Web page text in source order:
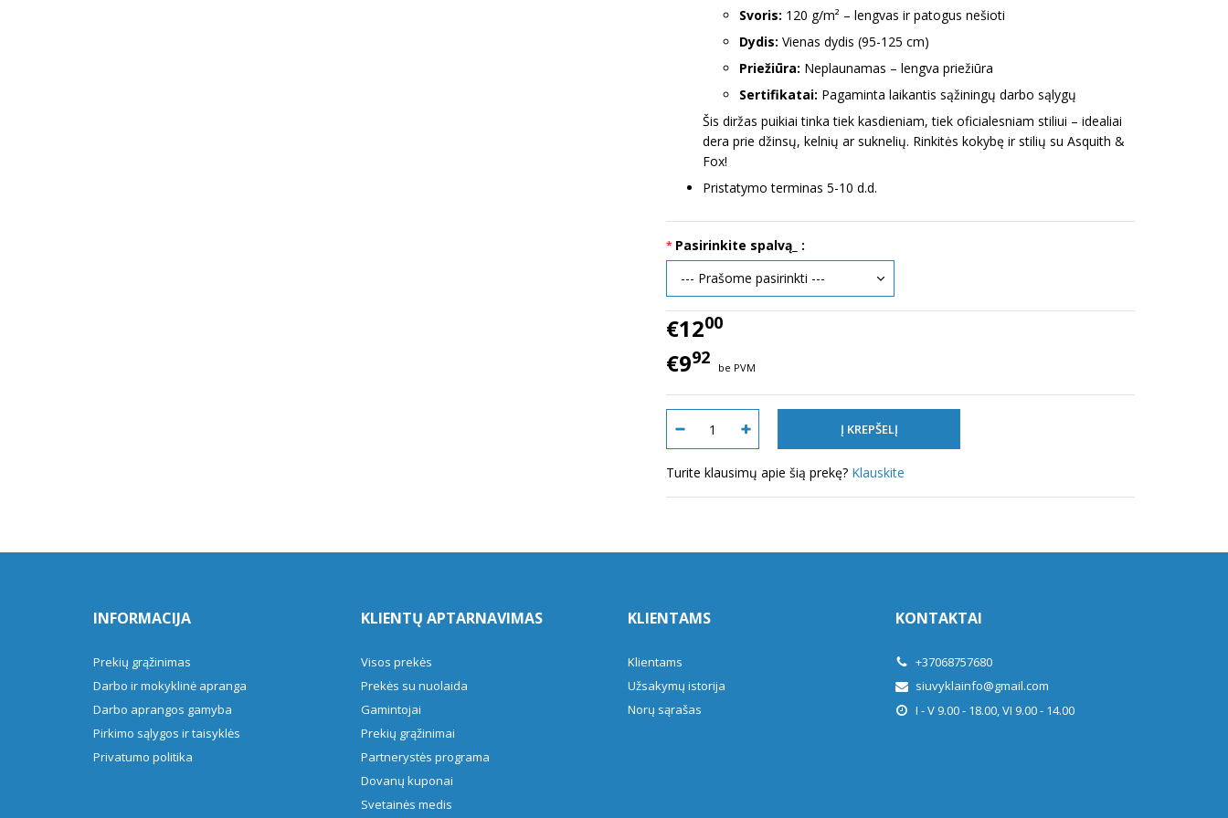
Svoris: 120 g/m² – lengvas ir patogus nešioti
Dydis: Vienas dydis (95-125 cm)
Priežiūra: Neplaunamas – lengva priežiūra
Sertifikatai: Pagaminta laikantis sąžiningų darbo sąlygų
Šis diržas puikiai tinka tiek kasdieniam, tiek oficialesniam stiliui – idealiai
dera prie džinsų, kelnių ar suknelių. Rinkitės kokybę ir stilių su Asquith &
Fox!
Pristatymo terminas 5-10 d.d.
Pasirinkite spalvą_ :
€1200
€992 be PVM
Turite klausimų apie šią prekę? Klauskite
INFORMACIJA
Prekių grąžinimas
Darbo ir mokyklinė apranga
Darbo aprangos gamyba
Pirkimo sąlygos ir taisyklės
Privatumo politika
KLIENTŲ APTARNAVIMAS
Visos prekės
Prekės su nuolaida
Gamintojai
Prekių grąžinimai
Partnerystės programa
Dovanų kuponai
Svetainės medis
KLIENTAMS
Klientams
Užsakymų istorija
Norų sąrašas
KONTAKTAI
+37068757680
siuvyklainfo@gmail.com
I - V 9.00 - 18.00, VI 9.00 - 14.00